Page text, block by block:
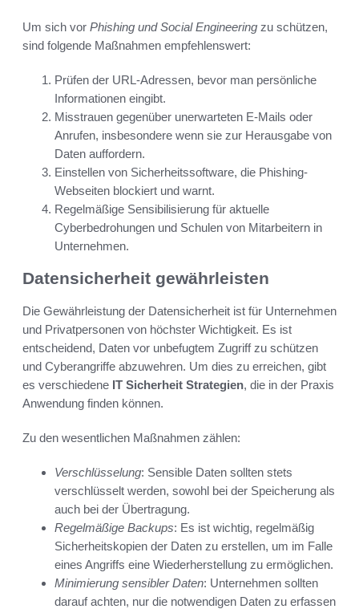
Um sich vor Phishing und Social Engineering zu schützen,
sind folgende Maßnahmen empfehlenswert:
Prüfen der URL-Adressen, bevor man persönliche
Informationen eingibt.
Misstrauen gegenüber unerwarteten E-Mails oder
Anrufen, insbesondere wenn sie zur Herausgabe von
Daten auffordern.
Einstellen von Sicherheitssoftware, die Phishing-
Webseiten blockiert und warnt.
Regelmäßige Sensibilisierung für aktuelle
Cyberbedrohungen und Schulen von Mitarbeitern in
Unternehmen.
Datensicherheit gewährleisten
Die Gewährleistung der Datensicherheit ist für Unternehmen
und Privatpersonen von höchster Wichtigkeit. Es ist
entscheidend, Daten vor unbefugtem Zugriff zu schützen
und Cyberangriffe abzuwehren. Um dies zu erreichen, gibt
es verschiedene IT Sicherheit Strategien, die in der Praxis
Anwendung finden können.
Zu den wesentlichen Maßnahmen zählen:
Verschlüsselung: Sensible Daten sollten stets
verschlüsselt werden, sowohl bei der Speicherung als
auch bei der Übertragung.
Regelmäßige Backups: Es ist wichtig, regelmäßig
Sicherheitskopien der Daten zu erstellen, um im Falle
eines Angriffs eine Wiederherstellung zu ermöglichen.
Minimierung sensibler Daten: Unternehmen sollten
darauf achten, nur die notwendigen Daten zu erfassen